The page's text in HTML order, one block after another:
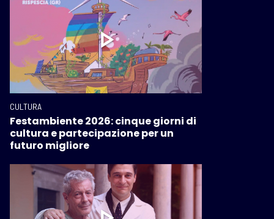
CULTURA
Festambiente 2026: cinque giorni di
cultura e partecipazione per un
futuro migliore